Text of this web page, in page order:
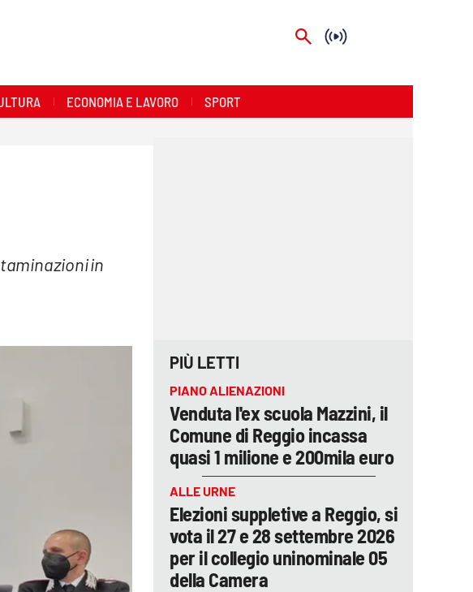
ECONOMIA E LAVORO SPORT
in
PIÙ LETTI
PIANO ALIENAZIONI
Venduta l'ex scuola Mazzini, il
Comune di Reggio incassa
quasi 1 milione e 200mila euro
ALLE URNE
Elezioni suppletive a Reggio, si
vota il 27 e 28 settembre 2026
per il collegio uninominale 05
della Camera